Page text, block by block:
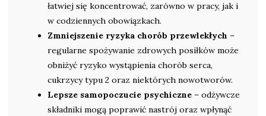
łatwiej się koncentrować, zarówno w pracy, jak i
w codziennych obowiązkach.
Zmniejszenie ryzyka chorób przewlekłych –
regularne spożywanie zdrowych posiłków może
obniżyć ryzyko wystąpienia chorób serca,
cukrzycy typu 2 oraz niektórych nowotworów.
Lepsze samopoczucie psychiczne – odżywcze
składniki mogą poprawić nastrój oraz wpłynąć